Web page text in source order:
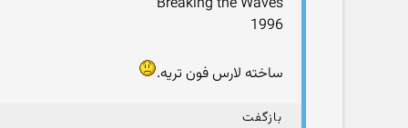
1996
ساخته لارس فون تریه.
بازگفت